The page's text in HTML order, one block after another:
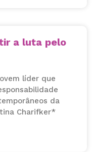
a luta pelo
líder que
da
Charifker*